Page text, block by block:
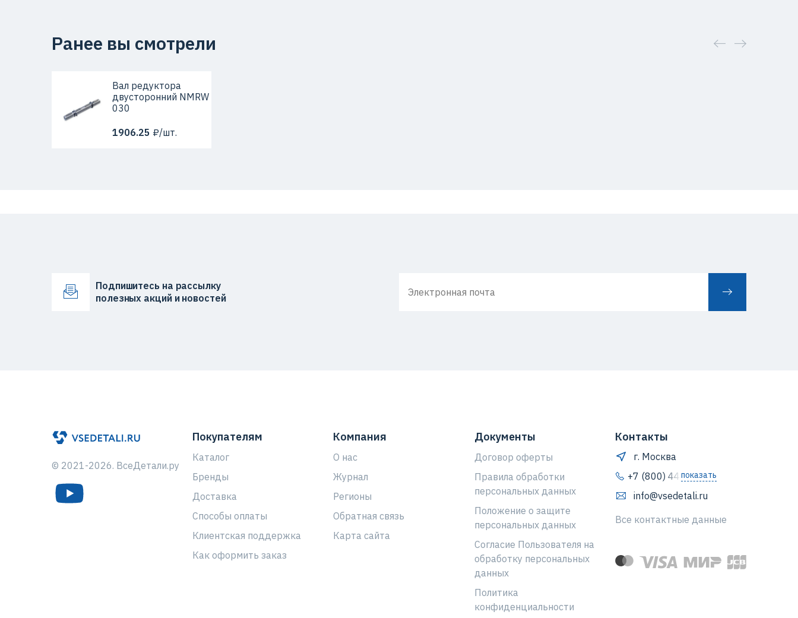
Ранее вы смотрели
Вал редуктора
двусторонний NMRW
030
1906.25 ₽/шт.
Подпишитесь на рассылку
полезных акций и новостей
© 2021-2026. ВсеДетали.ру
Покупателям
Каталог
Бренды
Доставка
Способы оплаты
Клиентская поддержка
Как оформить заказ
Компания
О нас
Журнал
Регионы
Обратная связь
Карта сайта
Документы
Договор оферты
Правила обработки
персональных данных
Положение о защите
персональных данных
Согласие Пользователя на
обработку персональных
данных
Политика
конфиденциальности
Контакты
г. Москва
+7 (800) 444-64-80
показать
info@vsedetali.ru
Все контактные данные